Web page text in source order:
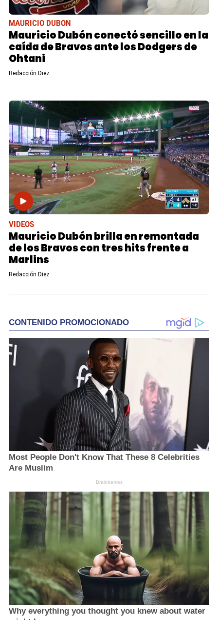
MAURICIO DUBON
Mauricio Dubón conectó sencillo en la
caída de Bravos ante los Dodgers de
Ohtani
Redacción Diez
VIDEOS
Mauricio Dubón brilla en remontada
de los Bravos con tres hits frente a
Marlins
Redacción Diez